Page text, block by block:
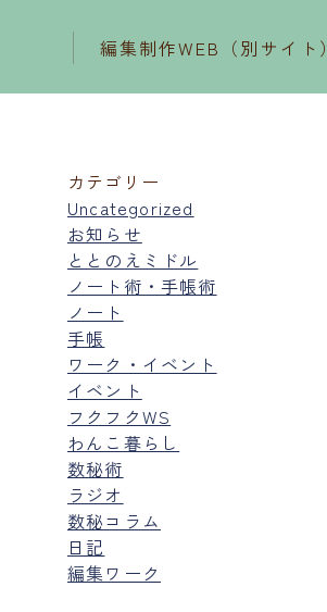
編集制作WEB（別サイト）
カテゴリー
Uncategorized
お知らせ
ととのえミドル
ノート術・手帳術
ノート
手帳
ワーク・イベント
イベント
フクフクWS
わんこ暮らし
数秘術
ラジオ
数秘コラム
日記
編集ワーク